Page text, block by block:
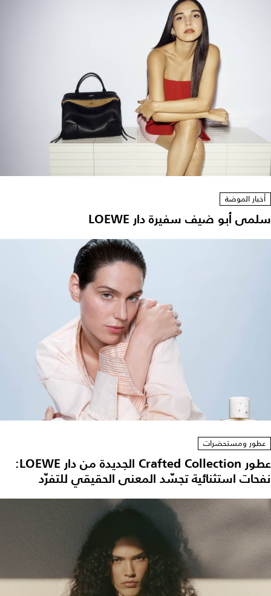
أخبار الموضة
سلمى أبو ضيف سفيرة دار LOEWE
عطور ومستحضرات
عطور Crafted Collection الجديدة من دار LOEWE:
نفحات استثنائية تجسّد المعنى الحقيقي للتفرّد